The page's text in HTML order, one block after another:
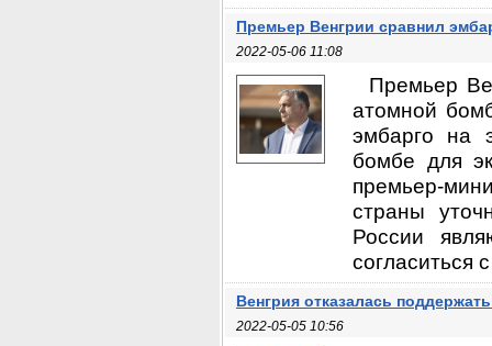
Премьер Венгрии сравнил
2022-05-06 11:08
Премьер
атомной
эмбарго на
бомбе для
премьер-
страны
России
согласиться
Венгрия отказалась
2022-05-05 10:56